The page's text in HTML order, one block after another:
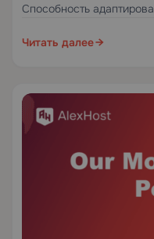
Способность
критична. Неожиданные
Читать далее